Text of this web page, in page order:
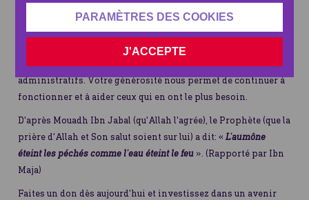
PARAMÈTRES DES COOKIES
J'ACCEPTE
Chaque contribution compte
Chaque don au Fonds de Gestion est une déclaration de
soutien à notre mission. Il démontre votre compréhension
que chaque action humanitaire nécessite des coûts
administratifs. Votre générosité nous permet de continuer à
fonctionner et à aider ceux qui en ont le plus besoin.
D'après Mouadh Ibn Jabal (qu'Allah l'agrée), le Prophète (que la
prière d'Allah et Son salut soient sur lui) a dit: «L'aumône
éteint les péchés comme l'eau éteint le feu ». (Rapporté par Ibn
Maja)
Faites un don dès aujourd'hui et investissez dans un avenir